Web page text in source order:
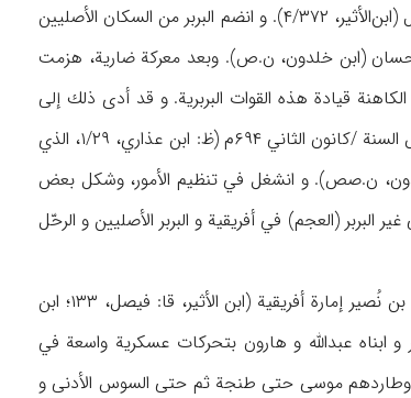
و كلف عبدالملك حسان مرة أخرى في ۷۴ه‍ بالحرب في أفريقية و السيطرة عليها من خلال إرسال الرجال و المال (ابن‌الأثير، ۴/۳۷۲). و انضم البربر من السكان الأصليين
حسان (ابن خلدون، ن.ص). وبعد معركة ضارية، هزمت
المسلمين ۱۲ ألف مقاتل، و ولى حسان ابني الكاهنة قيادة هذه القوات البربرية. و قد أدى ذلك إلى
انتشار الإسلام بين البربر. و بعد أن استولى حسان على أفريقية من جديد، عاد إلى القيروان في رمضان من نفس السنة /كانون الثاني ۶۹۴م (ظ: ابن عذاري، ۱/۲۹، الذي
فيها حتى وفاة عبدالملك (۸۶ه‍/۷۰۵م) (ابن الأثير، ابن خلدون، ن.صص). و انشغل في تنظيم الأمور، وشكل بعض
(العجم) في أفريقية و البربر الأصليين و الرحّل
عزل حسان بعد مدة طويلة نسبياً في نهاية خلافة عبدالملك، أو في عهد الوليد بن عبدالملك، و تولى موسى بن نُصير إمارة أفريقية (ابن الأثير، قا: فيصل، ۱۳۳؛ ابن
و ابناه عبدالله و هارون بتحركات عسكرية واسعة في
موسى البربر الذين كانوا قد أسلموا من طرابلس حتى طنجة ۱۲ مرة و ارتدوا. وطاردهم موسى حتى طنجة ثم حتى السوس الأدنى و